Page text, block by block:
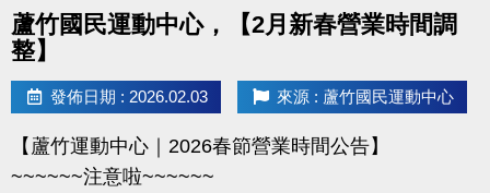
蘆竹國民運動中心，【2月新春營業時間調
整】
發佈日期 : 2026.02.03 來源 : 蘆竹國民運動中心
【蘆竹運動中心｜2026春節營業時間公告】
~~~~~~注意啦~~~~~~